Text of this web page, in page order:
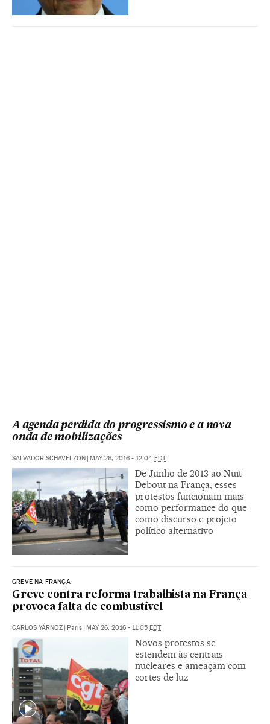
A agenda perdida do progressismo e a nova
onda de mobilizações
SALVADOR SCHAVELZON | MAY 26, 2016 - 12:04 EDT
De Junho de 2013 ao Nuit
Debout na França, esses
protestos funcionam mais
como performance do que
como discurso e projeto
político alternativo
GREVE NA FRANÇA
Greve contra reforma trabalhista na França
provoca falta de combustível
CARLOS YÁRNOZ | Paris | MAY 26, 2016 - 11:05 EDT
Novos protestos se
estendem às centrais
nucleares e ameaçam com
cortes de luz